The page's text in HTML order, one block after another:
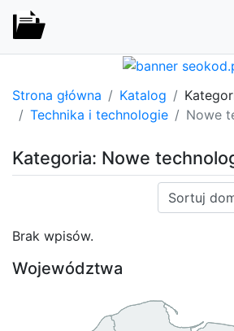
Strona główna Katalog
Technika i technologie
Nowe
Kategoria: Nowe
Sortuj:
Brak wpisów.
Województwa